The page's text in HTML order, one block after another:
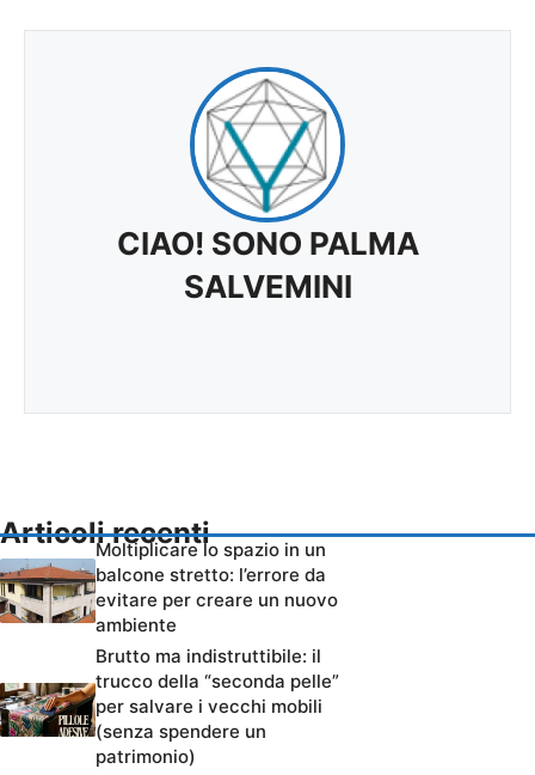
CIAO! SONO PALMA
SALVEMINI
Articoli recenti
Moltiplicare lo spazio in un
balcone stretto: l’errore da
evitare per creare un nuovo
ambiente
Brutto ma indistruttibile: il
trucco della “seconda pelle”
per salvare i vecchi mobili
(senza spendere un
patrimonio)